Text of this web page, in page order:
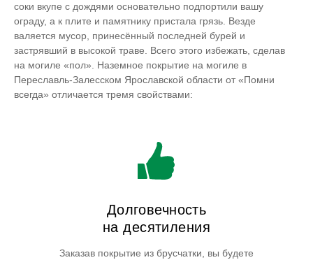
соки вкупе с дождями основательно подпортили вашу
ограду, а к плите и памятнику пристала грязь. Везде
валяется мусор, принесённый последней бурей и
застрявший в высокой траве. Всего этого избежать, сделав
на могиле «пол». Наземное покрытие на могиле в
Переславль-Залесском Ярославской области от «Помни
всегда» отличается тремя свойствами:
Долговечность
на десятиления
Заказав покрытие из брусчатки, вы будете